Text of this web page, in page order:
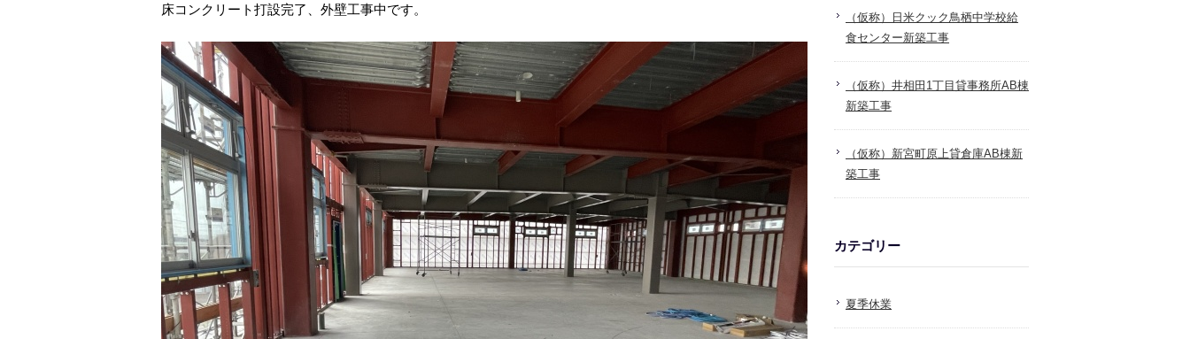
床コンクリート打設完了、外壁工事中です。
（仮称）日米クック鳥栖中学校給
食センター新築工事
（仮称）井相田1丁目貸事務所AB棟
新築工事
（仮称）新宮町原上貸倉庫AB棟新
築工事
カテゴリー
夏季休業